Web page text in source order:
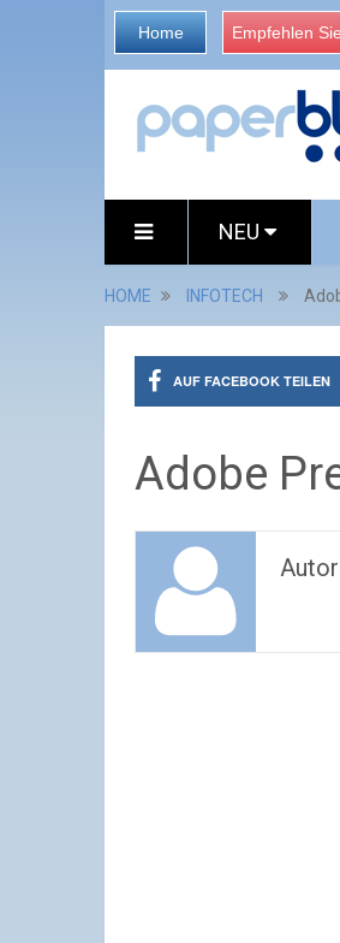
Home Empfehlen
NEU
HOME INFOTECH
AUF FACEBOOK TEILEN
Adobe